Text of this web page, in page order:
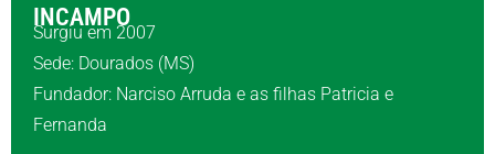
INCAMPO
Surgiu em 2007
Sede: Dourados (MS)
Fundador: Narciso Arruda e as filhas Patricia e
Fernanda